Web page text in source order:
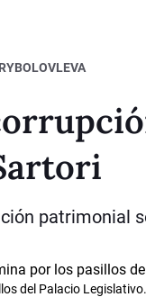
patrimonial
del Palacio